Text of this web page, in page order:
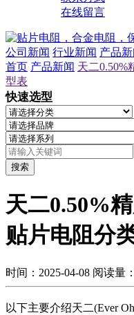
在线留言
公司新闻 行业新闻 产品新
首页 产品新闻 天二0.50%
型表
快速选型
搜索
天二0.50%
贴片电阻分
时间：2025-04-08 阅读量
以下主要介绍天二(Ever